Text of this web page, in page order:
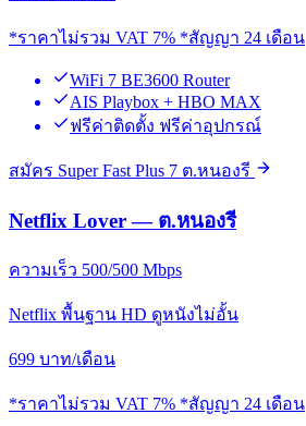
*ราคาไม่รวม VAT 7% *สัญญา 24 เดือน
WiFi 7 BE3600 Router
AIS Playbox + HBO MAX
ฟรีค่าติดตั้ง ฟรีค่าอุปกรณ์
สมัคร Super Fast Plus 7 ต.หนองรี
Netflix Lover — ต.หนองรี
ความเร็ว 500/500 Mbps
Netflix พื้นฐาน HD ดูหนังไม่อั้น
699 บาท/เดือน
*ราคาไม่รวม VAT 7% *สัญญา 24 เดือน